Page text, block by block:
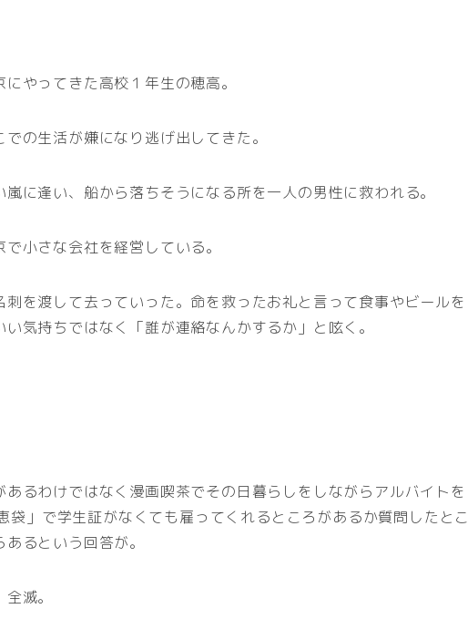
やってきた高校１年生の穂高。
の生活が嫌になり逃げ出してきた。
に逢い、船から落ちそうになる所を一人の男性に救われる。
小さな会社を経営している。
を渡して去っていった。命を救ったお礼と言って食事やビールを
気持ちではなく「誰が連絡なんかするか」と呟く。
るわけではなく漫画喫茶でその日暮らしをしながらアルバイトを
袋」で学生証がなくても雇ってくれるところがあるか質問したとこ
るという回答が。
滅。